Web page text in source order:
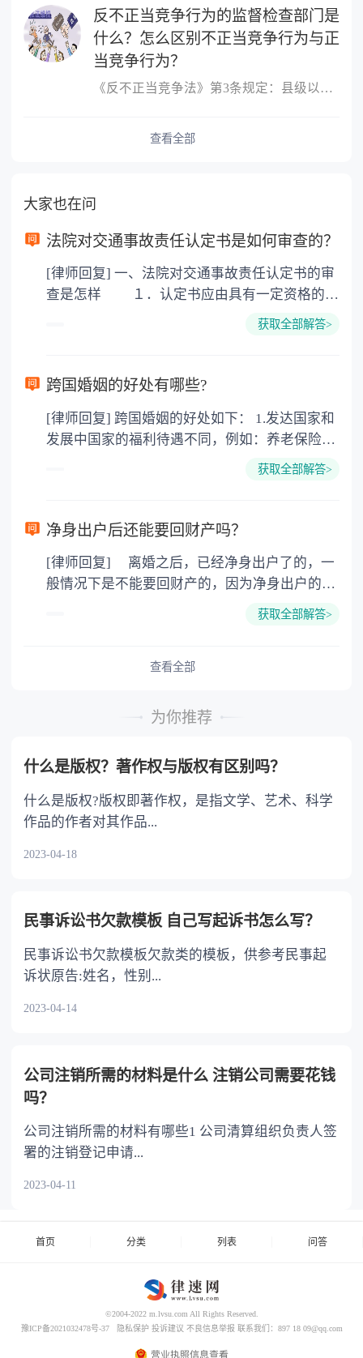
反不正当竞争行为的监督检查部门是
什么？怎么区别不正当竞争行为与正
当竞争行为？
《反不正当竞争法》第3条规定：县级以上人民政府工商行政管理部门对...
查看全部
大家也在问
法院对交通事故责任认定书是如何审查的？
[律师回复] 一、法院对交通事故责任认定书的审
查是怎样 １．认定书应由具有一定资格的交
断： １．对有证据认定事故责任时，审查责
任时，审查责任的认定是否恰当； ３．审查
事故认定书的用语是否规范、适用法律条款是否
故处理程序规定》第六十条，公安机关交通管理
故所起的作用以及过错的严重程度，确定当事人
的责任。 （一）因一方当事人的过错导致道
重程度，分别承担主要责任、同等责任和次要责
错，属于交通意外事故的，各方均无责任。
任。
获取全部解答>
跨国婚姻的好处有哪些?
[律师回复] 跨国婚姻的好处如下： 1.发达国家和
发展中国家的福利待遇不同，例如：养老保险
看具体国家和具体城市。 2.西方文化不同。男性
四德，相对还有女权主义，对女权的保护。例
如：女性在怀孕和哺乳期所在单位的裁员受保
护，对女权尊重才能体现他们的绅士风度，西方
多，而且孩子一个人在外面的消费很大，还没有
获取全部解答>
净身出户后还能要回财产吗？
[律师回复] 离婚之后，已经净身出户了的，一
般情况下是不能要回财产的，因为净身出户的一
方已经放弃了分割财产的权利，此时的财产已经
户，是因为受到了对方的欺诈或者胁迫等等，那
分割问题反悔，请求撤销财产分割协议的，人民
法院应当受理。 人民法院审理后，未发现订
立财产分割协议时存在欺诈、胁迫等情形的，应
获取全部解答>
查看全部
为你推荐
什么是版权？著作权与版权有区别吗？
什么是版权?版权即著作权，是指文学、艺术、科学
作品的作者对其作品...
2023-04-18
民事诉讼书欠款模板 自己写起诉书怎么写？
民事诉讼书欠款模板欠款类的模板，供参考民事起
诉状原告:姓名，性别...
2023-04-14
公司注销所需的材料是什么 注销公司需要花钱
吗？
公司注销所需的材料有哪些1 公司清算组织负责人签
署的注销登记申请...
2023-04-11
首页 分类 列表 问答
©2004-2022 m.lvsu.com All Rights Reserved.
豫ICP备2021032478号-37
隐私保护 投诉建议 不良信息举报 联系我们：897 18 09@qq.com